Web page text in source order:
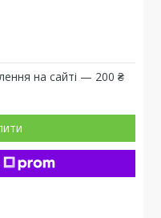
на сайті — 200 ₴